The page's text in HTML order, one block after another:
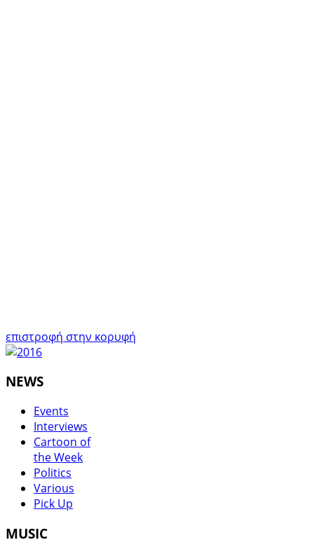
επιστροφή στην κορυφή
NEWS
Events
Interviews
Cartoon of
the Week
Politics
Various
Pick Up
MUSIC